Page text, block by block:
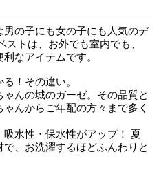
男の子にも女の子にも人気のデ
トは、お外でも室内でも、
なアイテムです。
！その違い。
んの城のガーゼ。その品質と
んからご年配の方々まで多く
水性・保水性がアップ！ 夏
、お洗濯するほどふんわりと